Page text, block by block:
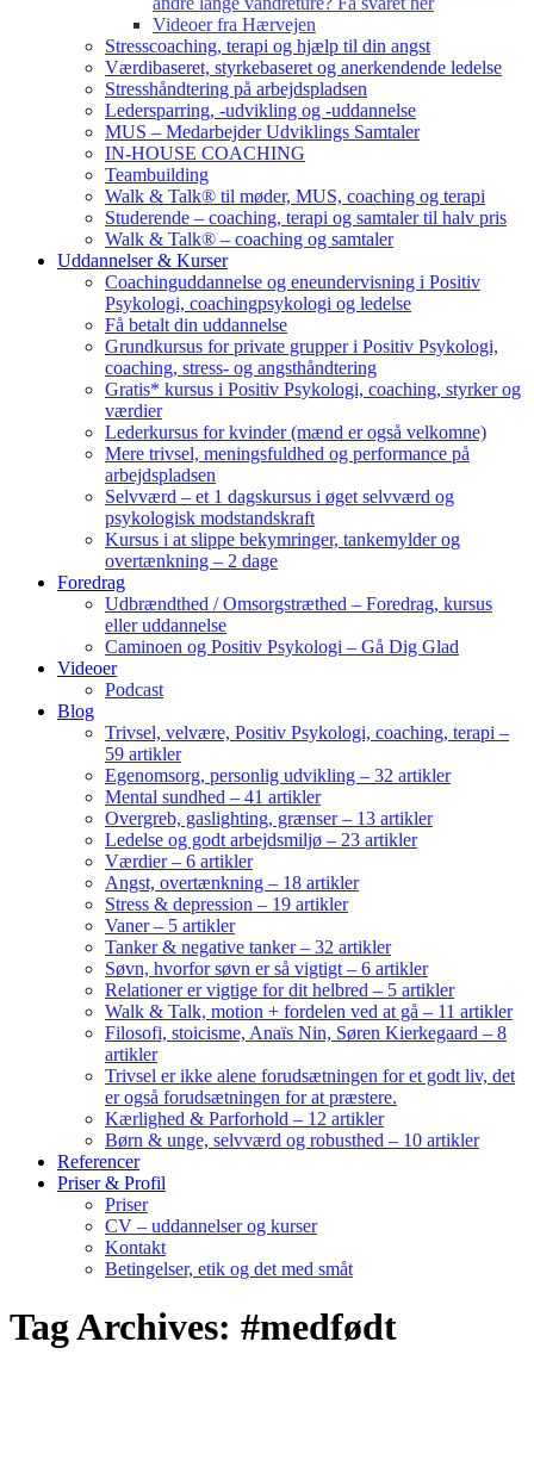
Videoer fra Hærvejen
Stresscoaching, terapi og hjælp til din angst
Værdibaseret, styrkebaseret og anerkendende ledelse
Stresshåndtering på arbejdspladsen
Ledersparring, -udvikling og -uddannelse
MUS – Medarbejder Udviklings Samtaler
IN-HOUSE COACHING
Teambuilding
Walk & Talk® til møder, MUS, coaching og terapi
Studerende – coaching, terapi og samtaler til halv pris
Walk & Talk® – coaching og samtaler
Uddannelser & Kurser
Coachinguddannelse og eneundervisning i Positiv
Psykologi, coachingpsykologi og ledelse
Få betalt din uddannelse
Grundkursus for private grupper i Positiv Psykologi,
coaching, stress- og angsthåndtering
Gratis* kursus i Positiv Psykologi, coaching, styrker og
værdier
Lederkursus for kvinder (mænd er også velkomne)
Mere trivsel, meningsfuldhed og performance på
arbejdspladsen
Selvværd – et 1 dagskursus i øget selvværd og
psykologisk modstandskraft
Kursus i at slippe bekymringer, tankemylder og
overtænkning – 2 dage
Foredrag
Udbrændthed / Omsorgstræthed – Foredrag, kursus
eller uddannelse
Caminoen og Positiv Psykologi – Gå Dig Glad
Videoer
Podcast
Blog
Trivsel, velvære, Positiv Psykologi, coaching, terapi –
59 artikler
Egenomsorg, personlig udvikling – 32 artikler
Mental sundhed – 41 artikler
Overgreb, gaslighting, grænser – 13 artikler
Ledelse og godt arbejdsmiljø – 23 artikler
Værdier – 6 artikler
Angst, overtænkning – 18 artikler
Stress & depression – 19 artikler
Vaner – 5 artikler
Tanker & negative tanker – 32 artikler
Søvn, hvorfor søvn er så vigtigt – 6 artikler
Relationer er vigtige for dit helbred – 5 artikler
Walk & Talk, motion + fordelen ved at gå – 11 artikler
Filosofi, stoicisme, Anaïs Nin, Søren Kierkegaard – 8
artikler
Trivsel er ikke alene forudsætningen for et godt liv, det
er også forudsætningen for at præstere.
Kærlighed & Parforhold – 12 artikler
Børn & unge, selvværd og robusthed – 10 artikler
Referencer
Priser & Profil
Priser
CV – uddannelser og kurser
Kontakt
Betingelser, etik og det med småt
Tag Archives: #medfødt